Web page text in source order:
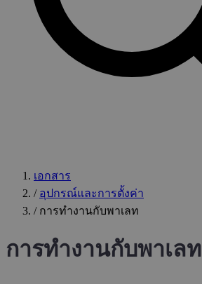
เอกสาร
/ อุปกรณ์และการตั้งค่า
/ การทำงานกับพาเลท
การทำงานกับพาเลท